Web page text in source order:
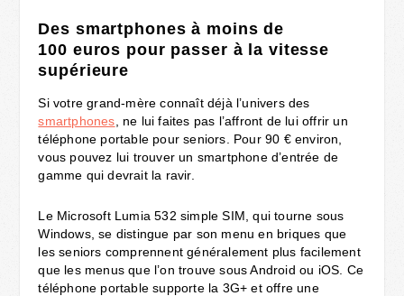
Des smartphones à moins de
100 euros pour passer à la vitesse
supérieure
Si votre grand-mère connaît déjà l’univers des
smartphones , ne lui faites pas l’affront de lui offrir un
téléphone portable pour seniors. Pour 90 € environ,
vous pouvez lui trouver un smartphone d’entrée de
gamme qui devrait la ravir.
Le Microsoft Lumia 532 simple SIM, qui tourne sous
Windows, se distingue par son menu en briques que
les seniors comprennent généralement plus facilement
que les menus que l’on trouve sous Android ou iOS. Ce
téléphone portable supporte la 3G+ et offre une